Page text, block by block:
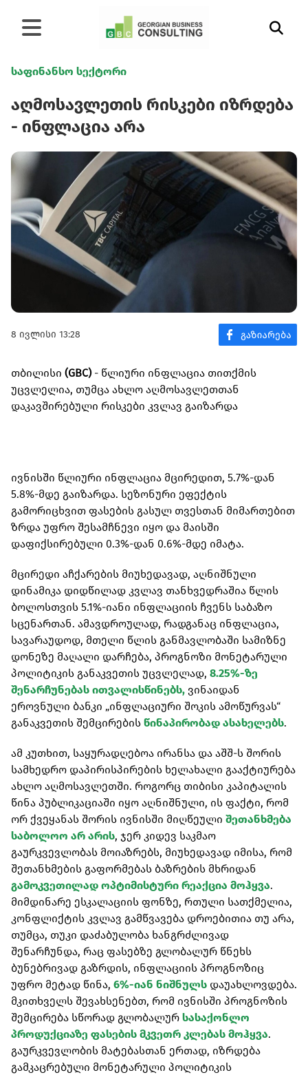
საფინანსო სექტორი
აღმოსავლეთის რისკები იზრდება
- ინფლაცია არა
8 ივლისი 13:28
თბილისი (GBC)- წლიური ინფლაცია თითქმის
უცვლელია, თუმცა ახლო აღმოსავლეთთან
დაკავშირებული რისკები კვლავ გაიზარდა
ივნისში წლიური ინფლაცია მცირედით, 5.7%-დან
5.8%-მდე გაიზარდა. სეზონური ეფექტის
გამორიცხვით ფასების გასულ თვესთან მიმართებით
ზრდა უფრო შესამჩნევი იყო და მაისში
დაფიქსირებული 0.3%-დან 0.6%-მდე იმატა.
მცირედი აჩქარების მიუხედავად, აღნიშნული
დინამიკა დიდწილად კვლავ თანხვედრაშია წლის
ბოლოსთვის 5.1%-იანი ინფლაციის ჩვენს საბაზო
სცენართან. ამავდროულად, რადგანაც ინფლაცია,
სავარაუდოდ, მთელი წლის განმავლობაში სამიზნე
დონეზე მაღალი დარჩება, პროგნოზი მონეტარული
პოლიტიკის განაკვეთის უცვლელად, 8.25%-ზე
შენარჩუნებას ითვალისწინებს, ვინაიდან
ეროვნული ბანკი „ინფლაციური შოკის ამოწურვას“
განაკვეთის შემცირების წინაპირობად ასახელებს.
ამ კუთხით, საყურადღებოა ირანსა და აშშ-ს შორის
სამხედრო დაპირისპირების ხელახალი გააქტიურება
ახლო აღმოსავლეთში. როგორც თიბისი კაპიტალის
წინა პუბლიკაციაში იყო აღნიშნული, ის ფაქტი, რომ
ორ ქვეყანას შორის ივნისში მიღწეული შეთანხმება
საბოლოო არ არის, ჯერ კიდევ საკმაო
გაურკვევლობას მოიაზრებს, მიუხედავად იმისა, რომ
შეთანხმების გაფორმებას ბაზრების მხრიდან
გამოკვეთილად ოპტიმისტური რეაქცია მოჰყვა.
მიმდინარე ესკალაციის ფონზე, რთული სათქმელია,
კონფლიქტის კვლავ გამწვავება დროებითია თუ არა,
თუმცა, თუკი დაძაბულობა ხანგრძლივად
შენარჩუნდა, რაც ფასებზე გლობალურ წნეხს
ბუნებრივად გაზრდის, ინფლაციის პროგნოზიც
უფრო მეტად წინა, 6%-იან ნიშნულს დაუახლოვდება.
მკითხველს შევახსენებთ, რომ ივნისში პროგნოზის
შემცირება სწორად გლობალურ სასაქონლო
პროდუქციაზე ფასების მკვეთრ კლებას მოჰყვა.
გაურკვევლობის მატებასთან ერთად, იზრდება
გამკაცრებული მონეტარული პოლიტიკის